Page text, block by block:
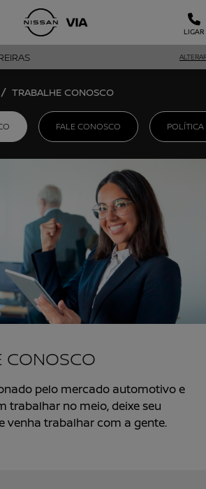
LIGAR
TRABALHE CONOSCO
FALE CONOSCO
CONOSCO
pelo mercado automotivo e
trabalhar no meio, deixe seu
venha trabalhar com a gente.